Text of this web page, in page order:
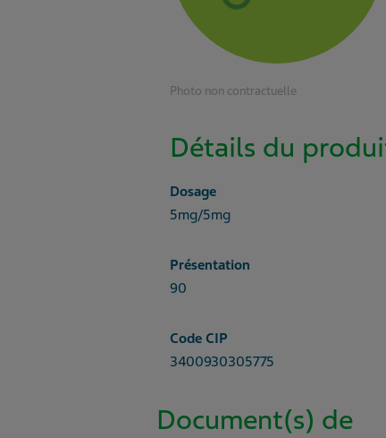
Photo non contractuelle
Détails du
Dosage
5mg/5mg
Présentation
90
Code CIP
3400930305775
Document(s) de